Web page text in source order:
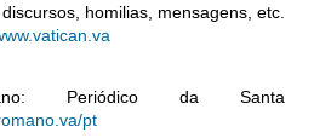
homilias, mensagens, etc.
Periódico da Santa
pt